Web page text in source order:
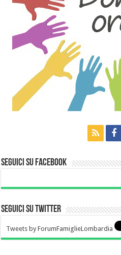
Seguici su Facebook
Seguici su Twitter
Tweets by ForumFamiglieLombardia